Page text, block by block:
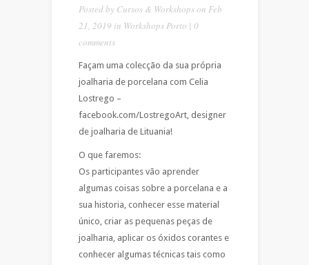
Posted by Cursos & Workshopson Feb
21, 2019 in Workshops Porto | 0
comments
Façam uma colecção da sua própria
joalharia de porcelana com Celia
Lostrego –
facebook.com/LostregoArt, designer
de joalharia de Lituania!
O que faremos:
Os participantes vão aprender
algumas coisas sobre a porcelana e a
sua historia, conhecer esse material
único, criar as pequenas peças de
joalharia, aplicar os óxidos corantes e
conhecer algumas técnicas tais como